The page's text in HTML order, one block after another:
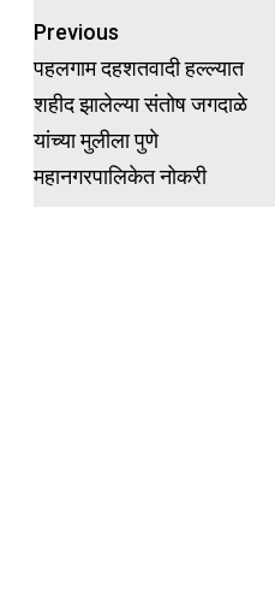
Post
navigation
Previous
पहलगाम दहशतवादी हल्ल्यात
शहीद झालेल्या संतोष जगदाळे
यांच्या मुलीला पुणे
महानगरपालिकेत नोकरी